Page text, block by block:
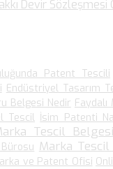
Devir Sözleşmesi
Patent Tescili
Endüstriyel Tasarım
Belgesi Nedir
Tescil İsim Patenti
Tescil
Marka
ve Patent Ofisi